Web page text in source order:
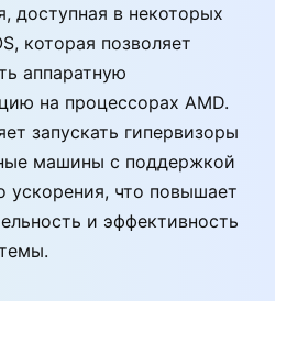
доступная в некоторых
которая позволяет
аппаратную
на процессорах AMD.
запускать гипервизоры
машины с поддержкой
ускорения, что повышает
и эффективность